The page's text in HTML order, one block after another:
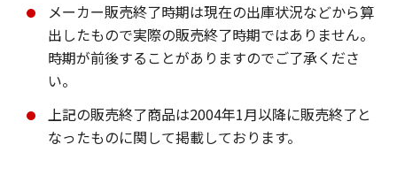
メーカー販売終了時期は現在の出庫状況などから算
出したもので実際の販売終了時期ではありません。
時期が前後することがありますのでご了承くださ
い。
上記の販売終了商品は2004年1月以降に販売終了と
なったものに関して掲載しております。